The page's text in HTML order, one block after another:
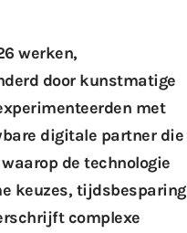
werken,
door kunstmatige
met
digitale partner die
de technologie
keuzes, tijdsbesparing
complexe